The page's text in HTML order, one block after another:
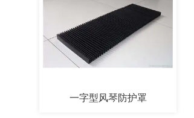
一字型风琴防护罩